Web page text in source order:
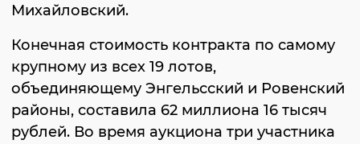
Михайловский.
Конечная стоимость контракта по самому
крупному из всех 19 лотов,
объединяющему Энгельсский и Ровенский
районы, составила 62 миллиона 16 тысяч
рублей. Во время аукциона три участника